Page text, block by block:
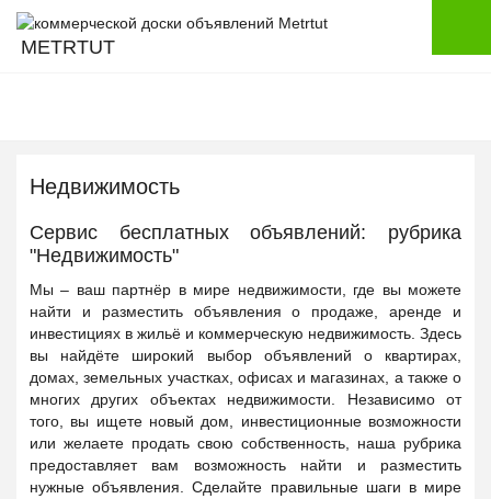
METRTUT
Недвижимость
Сервис бесплатных объявлений: рубрика
"Недвижимость"
Мы – ваш партнёр в мире недвижимости, где вы можете
найти и разместить объявления о продаже, аренде и
инвестициях в жильё и коммерческую недвижимость. Здесь
вы найдёте широкий выбор объявлений о квартирах,
домах, земельных участках, офисах и магазинах, а также о
многих других объектах недвижимости. Независимо от
того, вы ищете новый дом, инвестиционные возможности
или желаете продать свою собственность, наша рубрика
предоставляет вам возможность найти и разместить
нужные объявления. Сделайте правильные шаги в мире